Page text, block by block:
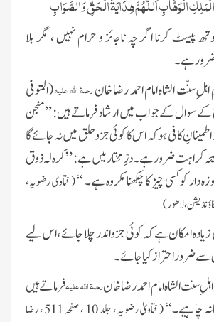
پیسٹ کرنا اگر چہ ناجائز و حرام نہیں ، مگر بلا
ہے۔
سنّت الشاہ امام احمد رضا خانرحمۃ اللہ علیہ(المتوفی
کے سوال کے جواب میں ارشاد فرماتے ہیں: ’’منجن
اطمینانِ کافی ہو کہ اس کا کوئی جزو حلق میں نہ جائے گا
کراہت ضرور ہے ۔درِّ مختار میں ہے : ”کرہ لہ ذوق
کو کسی چیز کا چکھنا مکروہ ہے۔ ‘‘( فتاویٰ رضویہ ،
امکان ہے کہ کوئی جزو اندر چلا جائے ، اس لیے
احتراز کیا جائے۔
سنت الشاہ امام احمد رضا خانرحمۃ اللہ علیہفرماتے ہیں
چاہیے۔‘‘
( فتاویٰ رضویہ ، جلد 10 ، صفحہ 511 ، رضا